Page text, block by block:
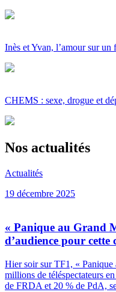
Inès et Yvan, l’amour sur un
CHEMS : sexe, drogue et
Nos actualités
Actualités
19 décembre 2025
« Panique au Grand
d’audience pour cette
Hier soir sur TF1, «
millions de téléspectateurs
de FRDA et 20 % de PdA,